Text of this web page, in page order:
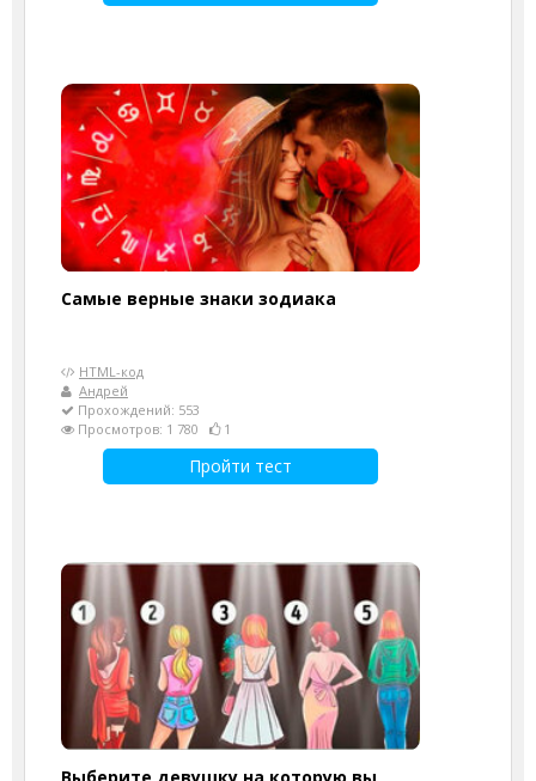
Самые верные знаки зодиака
HTML-код
Андрей
Прохождений: 553
Просмотров: 1 780
1
Пройти тест